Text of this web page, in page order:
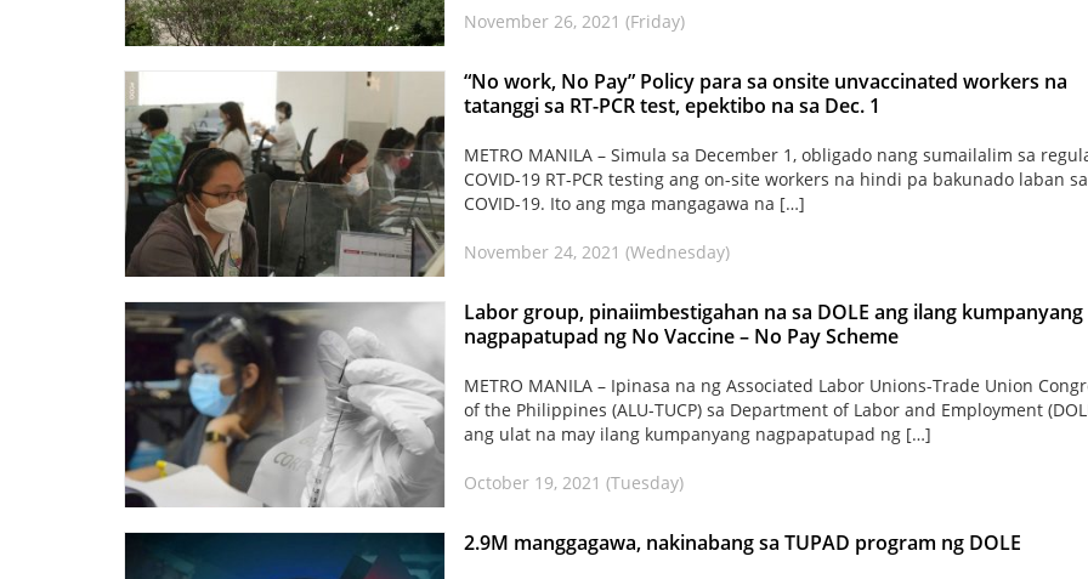
November 26, 2021 (Friday)
“No work, No Pay” Policy para sa onsite unvaccinated workers na
tatanggi sa RT-PCR test, epektibo na sa Dec. 1
METRO MANILA – Simula sa December 1, obligado nang sumailalim sa
COVID-19 RT-PCR testing ang on-site workers na hindi pa bakunado laban sa
COVID-19. Ito ang mga mangagawa na […]
November 24, 2021 (Wednesday)
Labor group, pinaiimbestigahan na sa DOLE ang ilang kumpanyang
nagpapatupad ng No Vaccine – No Pay Scheme
METRO MANILA – Ipinasa na ng Associated Labor Unions-Trade Union
of the Philippines (ALU-TUCP) sa Department of Labor and Employment
ang ulat na may ilang kumpanyang nagpapatupad ng […]
October 19, 2021 (Tuesday)
2.9M manggagawa, nakinabang sa TUPAD program ng DOLE